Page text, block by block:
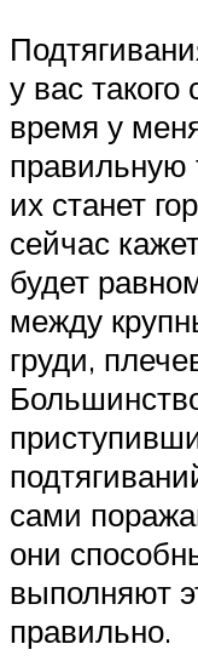
у вас такого
время у
правильную
их станет
сейчас
будет
между
груди,
сами
они
выполняют
правильно.